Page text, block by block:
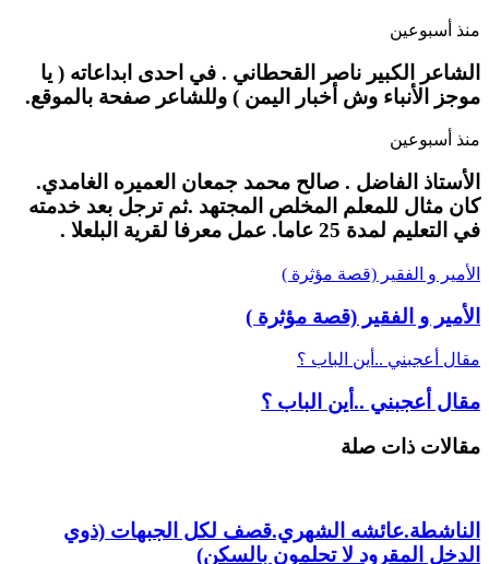
منذ أسبوعين
الشاعر الكبير ناصر القحطاني . في احدى ابداعاته ( يا
موجز الأنباء وش أخبار اليمن ) وللشاعر صفحة بالموقع.
منذ أسبوعين
الأستاذ الفاضل . صالح محمد جمعان العميره الغامدي.
كان مثال للمعلم المخلص المجتهد .ثم ترجل بعد خدمته
في التعليم لمدة 25 عاما. عمل معرفا لقرية البلعلا .
الأمير و الفقير (قصة مؤثرة )
الأمير و الفقير (قصة مؤثرة )
مقال أعجبني ..أين الباب ؟
مقال أعجبني ..أين الباب ؟
مقالات ذات صلة
الناشطة.عائشه الشهري.قصف لكل الجبهات (ذوي
الدخل المقرود لا تحلمون بالسكن)